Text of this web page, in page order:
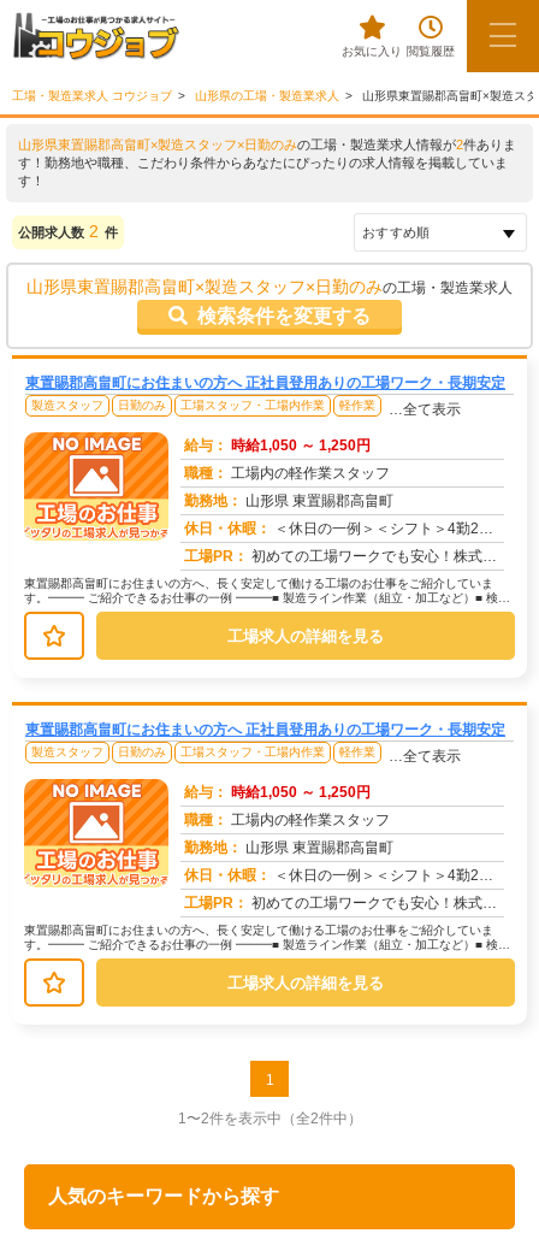
お気に入り 閲覧履歴
工場・製造業求人 コウジョブ 山形県の工場・製造業求人 山形県東置賜郡高畠町×製造ス
山形県東置賜郡高畠町×製造スタッフ×日勤のみの工場・製造業求人情報が2件ありま
す！勤務地や職種、こだわり条件からあなたにぴったりの求人情報を掲載していま
す！
公開求人数 2 件
山形県東置賜郡高畠町×製造スタッフ×日勤のみの工場・製造業求人
検索条件を変更する
東置賜郡高畠町にお住まいの方へ 正社員登用ありの工場ワーク・長期安定
製造スタッフ 日勤のみ 工場スタッフ・工場内作業 軽作業 …全て表示
給与： 時給1,050 ～ 1,250円
職種： 工場内の軽作業スタッフ
勤務地： 山形県 東置賜郡高畠町
休日・休暇：
＜休日の一例＞＜シフト＞4勤2休＜休日＞工場カレンダーによる★長期休暇あり★有給休暇あり※配属先により休日・勤務形...
工場PR： 初めての工場ワークでも安心！株式会社京栄センターなら、全国各地の豊富なお仕事の中から、あなたにぴったりの環境が見つ...
東置賜郡高畠町にお住まいの方へ、長く安定して働ける工場のお仕事をご紹介していま
す。━━━ ご紹介できるお仕事の一例 ━━━■ 製造ライン作業（組立・加工など）■ 検
査・検品（目視チェックなど）■...
工場求人の詳細を見る
東置賜郡高畠町にお住まいの方へ 正社員登用ありの工場ワーク・長期安定
製造スタッフ 日勤のみ 工場スタッフ・工場内作業 軽作業 …全て表示
給与： 時給1,050 ～ 1,250円
職種： 工場内の軽作業スタッフ
勤務地： 山形県 東置賜郡高畠町
休日・休暇：
＜休日の一例＞＜シフト＞4勤2休＜休日＞工場カレンダーによる★長期休暇あり★有給休暇あり※配属先により休日・勤務形...
工場PR： 初めての工場ワークでも安心！株式会社京栄センターなら、全国各地の豊富なお仕事の中から、あなたにぴったりの環境が見つ...
東置賜郡高畠町にお住まいの方へ、長く安定して働ける工場のお仕事をご紹介していま
す。━━━ ご紹介できるお仕事の一例 ━━━■ 製造ライン作業（組立・加工など）■ 検
査・検品（目視チェックなど）■...
工場求人の詳細を見る
1
1〜2件を表示中 （全2件中）
人気のキーワードから探す